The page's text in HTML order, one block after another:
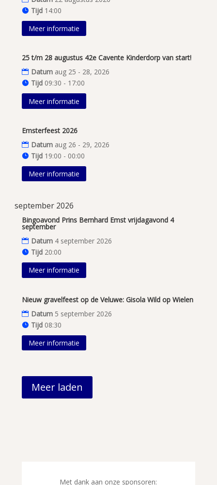
Tijd 14:00
Meer informatie
25 t/m 28 augustus 42e Cavente Kinderdorp van start!
Datum aug 25 - 28, 2026
Tijd 09:30 - 17:00
Meer informatie
Emsterfeest 2026
Datum aug 26 - 29, 2026
Tijd 19:00 - 00:00
Meer informatie
september 2026
Bingoavond Prins Bernhard Emst vrijdagavond 4
september
Datum 4 september 2026
Tijd 20:00
Meer informatie
Nieuw gravelfeest op de Veluwe: Gisola Wild op Wielen
Datum 5 september 2026
Tijd 08:30
Meer informatie
Meer laden
Met dank aan onze sponsoren: